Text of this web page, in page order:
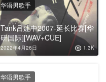
Tank吕建中2007-延长比赛[华
研国际][WAV+CUE]
2022年4月26日 1.3K
华语男歌手
华语男歌手